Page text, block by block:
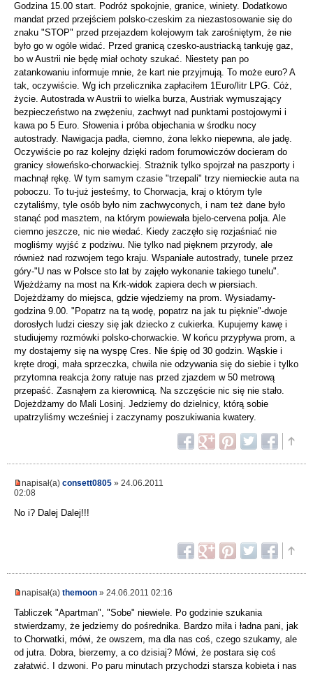
Godzina 15.00 start. Podróż spokojnie, granice, winiety. Dodatkowo
mandat przed przejściem polsko-czeskim za niezastosowanie się do
znaku "STOP" przed przejazdem kolejowym tak zarośniętym, że nie
było go w ogóle widać. Przed granicą czesko-austriacką tankuję gaz,
bo w Austrii nie będę miał ochoty szukać. Niestety pan po
zatankowaniu informuje mnie, że kart nie przyjmują. To może euro? A
tak, oczywiście. Wg ich przelicznika zapłaciłem 1Euro/litr LPG. Cóż,
życie. Autostrada w Austrii to wielka burza, Austriak wymuszający
bezpieczeństwo na zwężeniu, zachwyt nad punktami postojowymi i
kawa po 5 Euro. Słowenia i próba objechania w środku nocy
autostrady. Nawigacja padła, ciemno, żona lekko niepewna, ale jadę.
Oczywiście po raz kolejny dzięki radom forumowiczów docieram do
granicy słoweńsko-chorwackiej. Strażnik tylko spojrzał na paszporty i
machnął rękę. W tym samym czasie "trzepali" trzy niemieckie auta na
poboczu. To tu-już jesteśmy, to Chorwacja, kraj o którym tyle
czytaliśmy, tyle osób było nim zachwyconych, i nam też dane było
stanąć pod masztem, na którym powiewała bjelo-cervena polja. Ale
ciemno jeszcze, nic nie wiedać. Kiedy zaczęło się rozjaśniać nie
mogliśmy wyjść z podziwu. Nie tylko nad pięknem przyrody, ale
również nad rozwojem tego kraju. Wspaniałe autostrady, tunele przez
góry-"U nas w Polsce sto lat by zajęło wykonanie takiego tunelu".
Wjeżdżamy na most na Krk-widok zapiera dech w piersiach.
Dojeżdżamy do miejsca, gdzie wjedziemy na prom. Wysiadamy-
godzina 9.00. "Popatrz na tą wodę, popatrz na jak tu pięknie"-dwoje
dorosłych ludzi cieszy się jak dziecko z cukierka. Kupujemy kawę i
studiujemy rozmówki polsko-chorwackie. W końcu przypływa prom, a
my dostajemy się na wyspę Cres. Nie śpię od 30 godzin. Wąskie i
kręte drogi, mała sprzeczka, chwila nie odzywania się do siebie i tylko
przytomna reakcja żony ratuje nas przed zjazdem w 50 metrową
przepaść. Zasnąłem za kierownicą. Na szczęście nic się nie stało.
Dojeżdżamy do Mali Losinj. Jedziemy do dzielnicy, którą sobie
upatrzyliśmy wcześniej i zaczynamy poszukiwania kwatery.
napisał(a) consett0805 » 24.06.2011
02:08
No i? Dalej Dalej!!!
napisał(a) themoon » 24.06.2011 02:16
Tabliczek "Apartman", "Sobe" niewiele. Po godzinie szukania
stwierdzamy, że jedziemy do pośrednika. Bardzo miła i ładna pani, jak
to Chorwatki, mówi, że owszem, ma dla nas coś, czego szukamy, ale
od jutra. Dobra, bierzemy, a co dzisiaj? Mówi, że postara się coś
załatwić. I dzwoni. Po paru minutach przychodzi starsza kobieta i nas